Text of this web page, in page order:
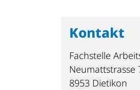
Kontakt
Fachstelle
Neumattstrasse
8953 Dietikon